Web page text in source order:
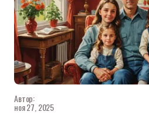
Автор:
ноя 27, 2025